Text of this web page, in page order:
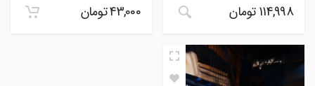
114,998تومان 43,000تومان